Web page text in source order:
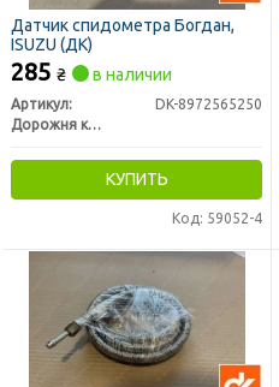
Датчик спидометра Богдан,
ISUZU (ДК)
285 ₴ в наличии
Артикул:
DK-8972565250
Дорожня карта
КУПИТЬ
Код: 59052-4